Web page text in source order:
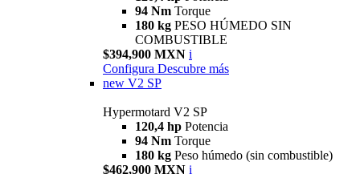
94 Nm Torque
180 kg PESO HÚMEDO SIN
COMBUSTIBLE
$394,900 MXN i
Configura Descubre más
new V2 SP
Hypermotard V2 SP
120,4 hp Potencia
94 Nm Torque
180 kg Peso húmedo (sin combustible)
$462,900 MXN i